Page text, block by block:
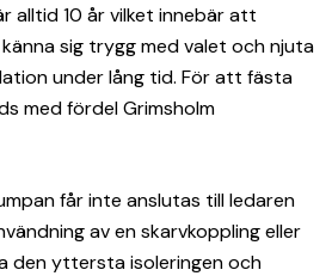
alltid 10 år vilket innebär att
sig trygg med valet och njuta
under lång tid. För att fästa
med fördel Grimsholm
får inte anslutas till ledaren
av en skarvkoppling eller
den yttersta isoleringen och